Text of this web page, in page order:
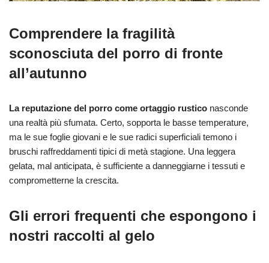
Comprendere la fragilità
sconosciuta del porro di fronte
all’autunno
La reputazione del porro come ortaggio rustico nasconde
una realtà più sfumata. Certo, sopporta le basse temperature,
ma le sue foglie giovani e le sue radici superficiali temono i
bruschi raffreddamenti tipici di metà stagione. Una leggera
gelata, mal anticipata, è sufficiente a danneggiarne i tessuti e
comprometterne la crescita.
Gli errori frequenti che espongono i
nostri raccolti al gelo